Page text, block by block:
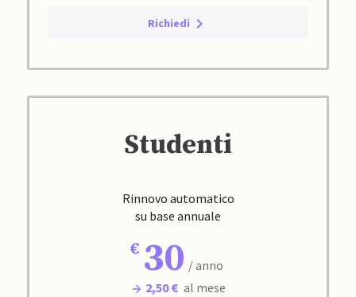
Richiedi
Studenti
Rinnovo automatico
su base annuale
30 / anno
2,50 € al mese